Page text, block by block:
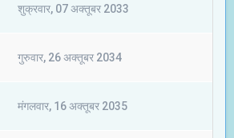
शुक्रवार, 07 अक्तूबर 2033
गुरुवार, 26 अक्तूबर 2034
मंगलवार, 16 अक्तूबर 2035